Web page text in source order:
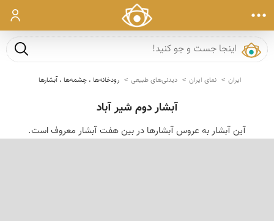
ورود
جست و
ایران نمای ایران دیدنی‌های طبیعی رودخانه‌ها ، چشمه‌ها ، آبشارها
آبشار دوم شیر آباد
آین آبشار به عروس آبشارها در بین هفت آبشار معروف است.